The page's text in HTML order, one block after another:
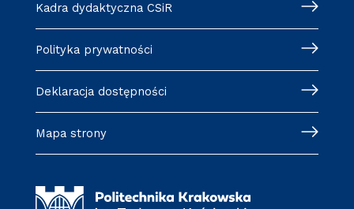
Kadra dydaktyczna CSiR
Polityka prywatności
Deklaracja dostępności
Mapa strony